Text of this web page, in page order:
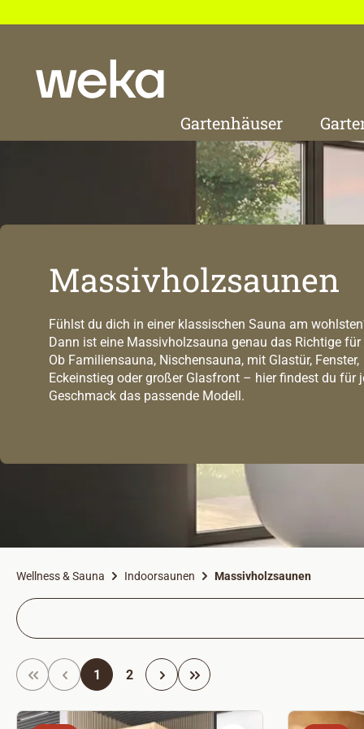
Gartenhäuser
Massivholzsaunen
Fühlst du dich in einer klassischen Sauna am
Dann ist eine Massivholzsauna genau das Richtige für
Ob Familiensauna, Nischensauna, mit Glastür, Fenster,
Eckeinstieg oder großer Glasfront – hier findest du für
Geschmack das passende Modell.
Wellness & Sauna Indoorsaunen Massivholzsaunen
Seite
1 Seite
2